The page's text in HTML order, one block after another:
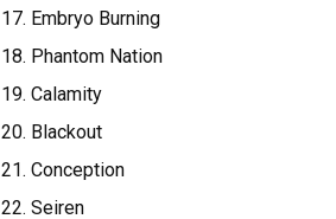
17. Embryo Burning
18. Phantom Nation
19. Calamity
20. Blackout
21. Conception
22. Seiren